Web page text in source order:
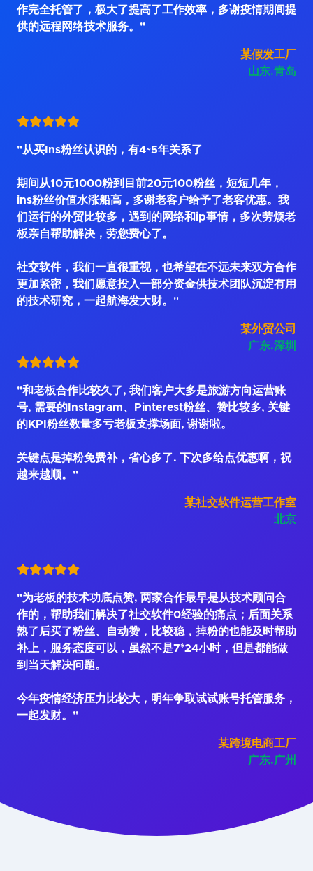
作完全托管了，极大了提高了工作效率，多谢疫情期间提
供的远程网络技术服务。"
某假发工厂
山东.青岛
"从买Ins粉丝认识的，有4~5年关系了
期间从10元1000粉到目前20元100粉丝，短短几年，
ins粉丝价值水涨船高，多谢老客户给予了老客优惠。我
们运行的外贸比较多，遇到的网络和ip事情，多次劳烦老
板亲自帮助解决，劳您费心了。
社交软件，我们一直很重视，也希望在不远未来双方合作
更加紧密，我们愿意投入一部分资金供技术团队沉淀有用
的技术研究，一起航海发大财。"
某外贸公司
广东.深圳
"和老板合作比较久了, 我们客户大多是旅游方向运营账
号, 需要的Instagram、Pinterest粉丝、赞比较多, 关键
的KPI粉丝数量多亏老板支撑场面, 谢谢啦。
关键点是掉粉免费补，省心多了. 下次多给点优惠啊，祝
越来越顺。"
某社交软件运营工作室
北京
"为老板的技术功底点赞, 两家合作最早是从技术顾问合
作的，帮助我们解决了社交软件0经验的痛点；后面关系
熟了后买了粉丝、自动赞，比较稳，掉粉的也能及时帮助
补上，服务态度可以，虽然不是7*24小时，但是都能做
到当天解决问题。
今年疫情经济压力比较大，明年争取试试账号托管服务，
一起发财。"
某跨境电商工厂
广东.广州